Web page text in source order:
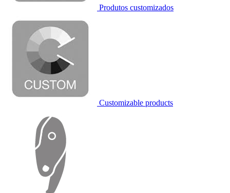
Produtos customizados
Customizable products